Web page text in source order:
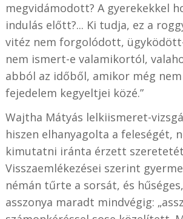
megvidámodott? A gyerekekkel
indulás előtt?... Ki tudja, ez a
vitéz nem forgolódott,
nem ismert-e valamikortól,
abból az időből, amikor még
fejedelem kegyeltjei közé.”
Wajtha Mátyás lelkiismeret-
hiszen elhanyagolta a feleségét,
kimutatni iránta érzett
Visszaemlékezései szerint
némán tűrte a sorsát, és
asszonya maradt mindvégig: